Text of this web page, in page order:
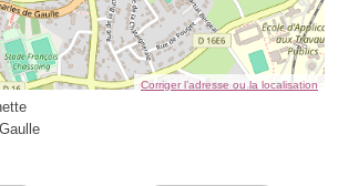
Corriger l’adresse ou la localisation